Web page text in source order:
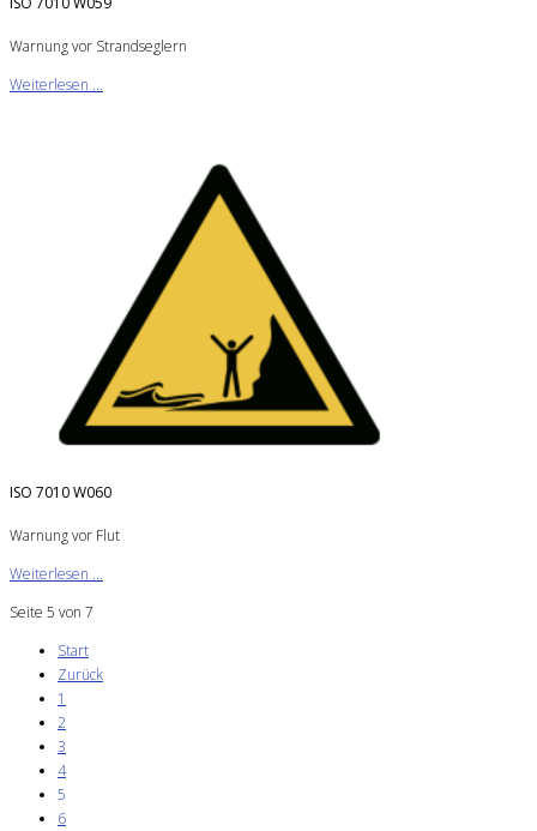
Warnung vor Strandseglern
Weiterlesen ...
ISO 7010 W060
Warnung vor Flut
Weiterlesen ...
Seite 5 von 7
Start
Zurück
1
2
3
4
5
6